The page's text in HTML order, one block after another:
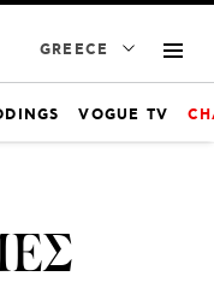
GREECE
VOGUE TV